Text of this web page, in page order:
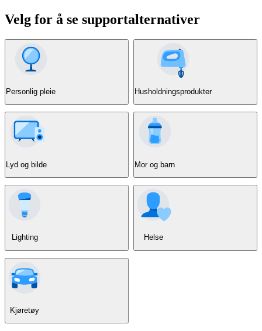
Velg for å se supportalternativer
Personlig pleie Husholdningsprodukter
Lyd og bilde Mor og barn
Lighting Helse
Kjøretøy